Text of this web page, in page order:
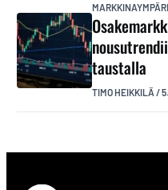
taustalla
TIMO HEIKKILÄ /